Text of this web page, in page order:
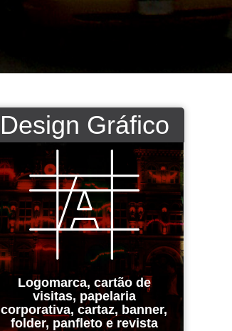
Design Gráfico
Logomarca, cartão de
visitas, papelaria
corporativa, cartaz, banner,
folder, panfleto e revista